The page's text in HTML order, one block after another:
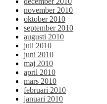
november 2010
oktober 2010
september 2010
augusti 2010
juli 2010
juni 2010
maj 2010
april 2010
mars 2010
februari 2010
januari 2010